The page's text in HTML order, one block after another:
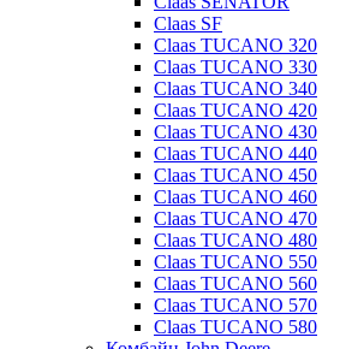
Claas SF
Claas TUCANO 320
Claas TUCANO 330
Claas TUCANO 340
Claas TUCANO 420
Claas TUCANO 430
Claas TUCANO 440
Claas TUCANO 450
Claas TUCANO 460
Claas TUCANO 470
Claas TUCANO 480
Claas TUCANO 550
Claas TUCANO 560
Claas TUCANO 570
Claas TUCANO 580